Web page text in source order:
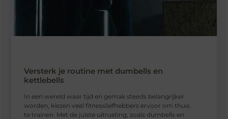
Versterk je routine met dumbells en
kettlebells
In een wereld waar tijd en gemak steeds belangrijker
worden, kiezen veel fitnessliefhebbers ervoor om thuis
te trainen. Met de juiste uitrusting, zoals dumbells en